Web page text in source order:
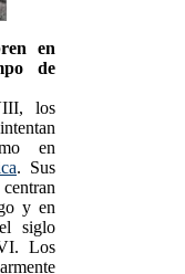
en
de
los
en
. Sus
y en
siglo
Los